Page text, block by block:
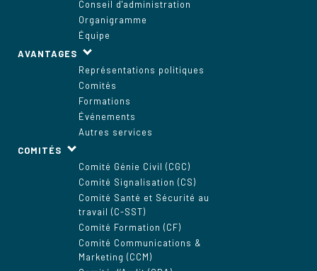
Conseil d'administration
Organigramme
Équipe
AVANTAGES
Représentations politiques
Comités
Formations
Événements
Autres services
COMITÉS
Comité Génie Civil (CGC)
Comité Signalisation (CS)
Comité Santé et Sécurité au
travail (C-SST)
Comité Formation (CF)
Comité Communications &
Marketing (CCM)